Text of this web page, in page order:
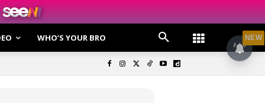
Privasi
WHO’S YOUR BRO NEW